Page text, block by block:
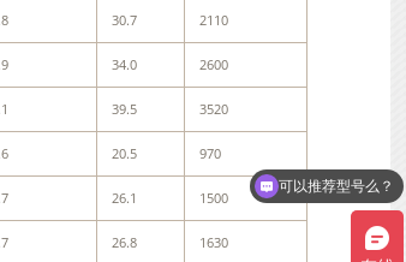
30.7 2110
34.0 2600
39.5 3520
20.5 970
26.1 1500
26.8 1630
可以介绍下你们的产品么？